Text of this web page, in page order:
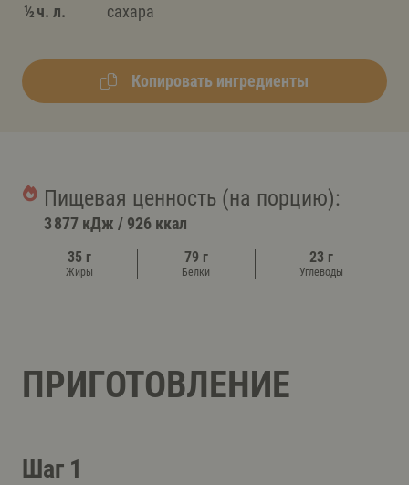
½ ч. л.
сахара
Копировать ингредиенты
Пищевая ценность (на порцию):
3 877 кДж / 926 ккал
35 г
Жиры
79 г
Белки
23 г
Углеводы
ПРИГОТОВЛЕНИЕ
Шаг 1